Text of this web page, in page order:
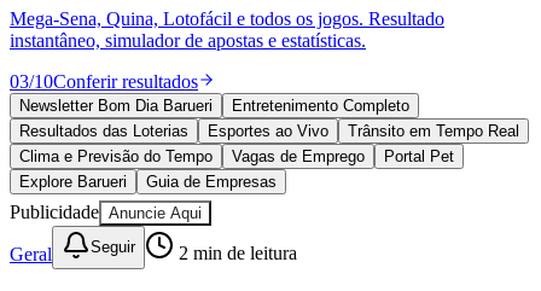
Política
Esportes
Saúde
Segurança
Cultura
Meio Ambiente
Obras
Educação
Bairros de Barueri
Mega-Sena, Quina, Lotofácil e todos os jogos. Resultado
instantâneo, simulador de apostas e estatísticas.
03/10Conferir resultados
Newsletter Bom Dia Barueri
Entretenimento Completo
Resultados das Loterias
Esportes ao Vivo
Trânsito em Tempo Real
Clima e Previsão do Tempo
Vagas de Emprego
Portal Pet
Explore Barueri
Guia de Empresas
Publicidade Anuncie Aqui
Geral Seguir 2 min de leitura